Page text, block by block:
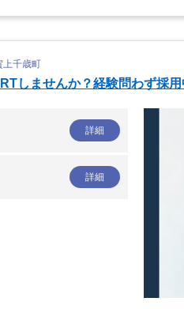
上千歳町
しませんか？経験問わず採
詳細
詳細